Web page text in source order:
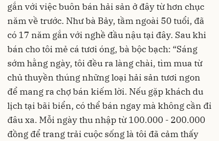
gắn với việc buôn bán hải sản ở đây từ hơn chục
năm về trước. Như bà Bảy, tầm ngoài 50 tuổi, đã
có 17 năm gắn với nghề đầu nậu tại đây. Sau khi
bán cho tôi mẻ cá tươi óng, bà bộc bạch: “Sáng
sớm hằng ngày, tôi đều ra làng chài, tìm mua từ
chủ thuyền thúng những loại hải sản tươi ngon
để mang ra chợ bán kiếm lời. Nếu gặp khách du
lịch tại bãi biển, có thể bán ngay mà không cần đi
đâu xa. Mỗi ngày thu nhập từ 100.000 - 200.000
đồng để trang trải cuộc sống là tôi đã cảm thấy